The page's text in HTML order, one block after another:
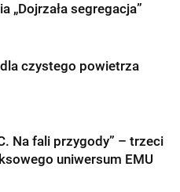
„Dojrzała segregacja”
czystego powietrza
Na fali przygody” – trzeci
uniwersum EMU